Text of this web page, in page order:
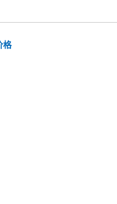
格